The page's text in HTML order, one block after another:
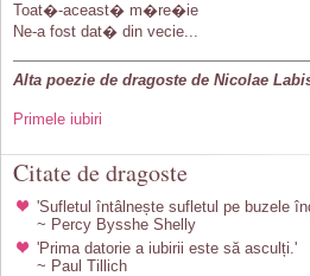
Toat�-aceast� m�re�ie
Ne-a fost dat� din vecie...
Alta poezie de dragoste de Nicolae
Primele iubiri
Citate de dragoste
'Sufletul întâlnește sufletul pe buzele
~ Percy Bysshe Shelly
'Prima datorie a iubirii este să asculți.'
~ Paul Tillich